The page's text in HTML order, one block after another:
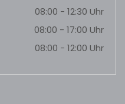
08:00 - 12:30 Uhr
08:00 - 17:00 Uhr
08:00 - 12:00 Uhr